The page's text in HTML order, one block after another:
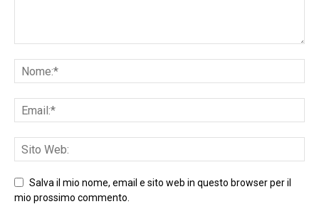
Salva il mio nome, email e sito web in questo browser per il
mio prossimo commento.